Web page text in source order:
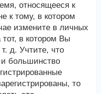
относящееся к
к тому, в котором
измените в личных
тот, в котором Вы
д. Учтите, что
и большинство
то